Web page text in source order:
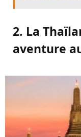
2. La
aventure